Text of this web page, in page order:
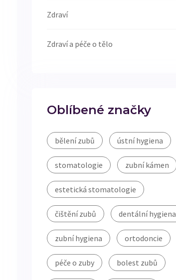
Zdraví
Zdraví a péče o tělo
Oblíbené značky
bělení zubů ústní hygiena
stomatologie zubní kámen
estetická stomatologie
čištění zubů dentální hygiena
zubní hygiena ortodoncie
péče o zuby bolest zubů